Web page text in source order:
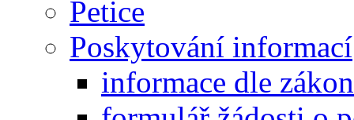
Petice
Poskytování informací
informace dle